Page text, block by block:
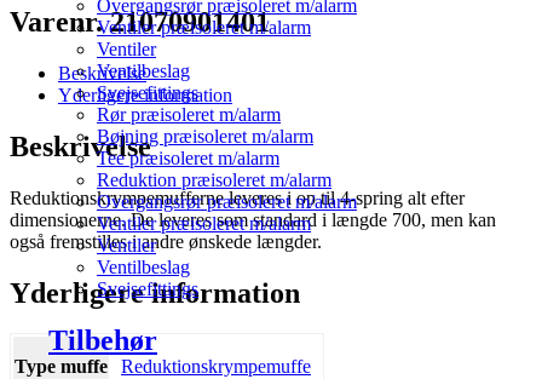
Overgangsrør præisoleret m/alarm
Ventiler præisoleret m/alarm
Ventiler
Ventilbeslag
Svejsefittings
Rør præisoleret m/alarm
Bøjning præisoleret m/alarm
Tee præisoleret m/alarm
Reduktion præisoleret m/alarm
Overgangsrør præisoleret m/alarm
Ventiler præisoleret m/alarm
Ventiler
Ventilbeslag
Svejsefittings
Tilbehør
Varenr. 21070901401
Beskrivelse
Yderligere information
Beskrivelse
Reduktionskrympemufferne leveres i op til 4-spring alt efter
dimensionerne. De leveres som standard i længde 700, men kan
også fremstilles i andre ønskede længder.
Yderligere information
Type muffe Reduktionskrympemuffe